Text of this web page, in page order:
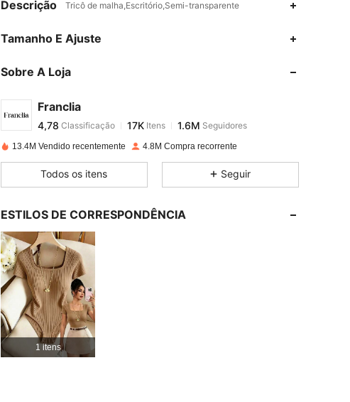
Descrição Tricô de malha,Escritório,Semi-transparente
Tamanho E Ajuste
Sobre A Loja
Franclia
4,78
4,78 Classificação
g***6pago 16 horas atrás
4,78
4,78
4,78
13.4M Vendido recentemente 4.8M Compra recorrente
Todos os itens Seguir
ESTILOS DE CORRESPONDÊNCIA
1 itens